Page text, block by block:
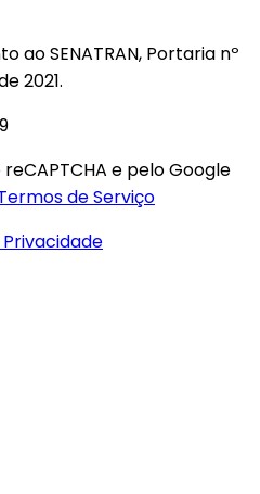
ao SENATRAN, Portaria nº
2021.
e pelo Google
de Serviço